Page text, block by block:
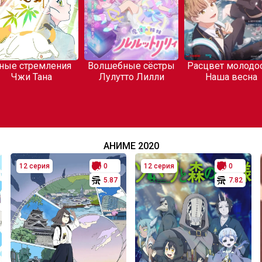
стремления
Чжи Тана
Волшебные сёстры
Лулутто Лилли
Расцвет
Наша весна
АНИМЕ 2020
12 серия
0
5.87
12 серия
0
7.82